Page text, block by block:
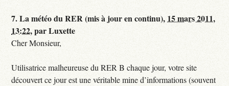
7.La météo du RER (mis à jour en continu), 15 mars 2011,
13:22,parLuxette
Cher Monsieur,
Utilisatrice malheureuse du RER B chaque jour, votre site
découvert ce jour est une véritable mine d’informations (souvent